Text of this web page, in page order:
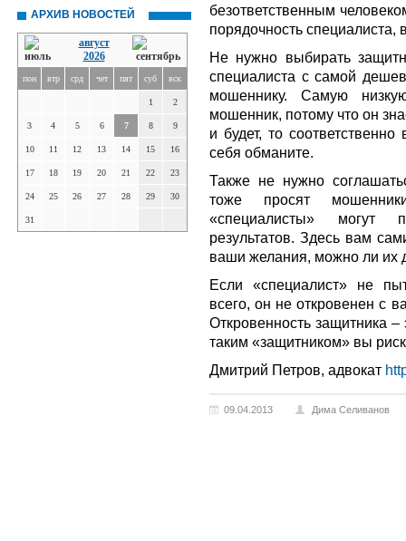
АРХИВ НОВОСТЕЙ
август
2026
пон втр срд чет пят суб вск
1 2
3 4 5 6 7 8 9
10 11 12 13 14 15 16
17 18 19 20 21 22 23
24 25 26 27 28 29 30
31
безответственным
порядочность специалиста,
Не нужно выбирать
специалиста с самой
мошеннику. Самую
мошенник, потому что он
и будет, то
себя обманите.
Также не нужно
тоже просят
«специалисты» могут
результатов. Здесь вам
ваши желания, можно ли их
Если «специалист» не
всего, он не откровенен с
Откровенность защитника –
таким «защитником» вы
Дмитрий Петров, адвокат
09.04.2013 Дима Селиванов